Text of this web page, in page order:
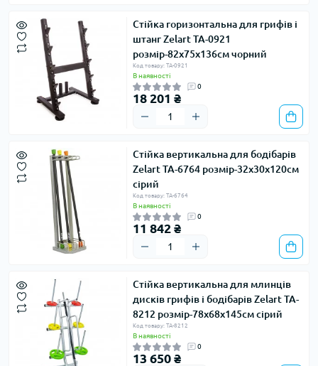
Стійка горизонтальна для грифів і
штанг Zelart TA-0921
розмір-82х75х136см чорний
Код товару: TA-0921
В наявності
0
18 201 ₴
Стійка вертикальна для бодібарів
Zelart TA-6764 розмір-32х30х120см
сірий
Код товару: TA-6764
В наявності
0
11 842 ₴
Стійка вертикальна для млинців
дисків грифів і бодібарів Zelart TA-
8212 розмір-78х68х145см сірий
Код товару: TA-8212
В наявності
0
13 650 ₴